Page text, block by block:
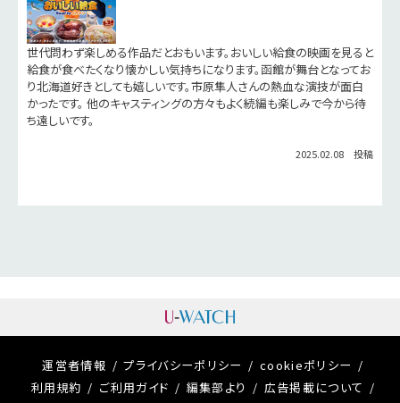
世代問わず楽しめる作品だとおもいます。おいしい給食の映画を見ると
給食が食べたくなり懐かしい気持ちになります。函館が舞台となってお
り北海道好きとしても嬉しいです。市原隼人さんの熱血な演技が面白
かったです。 他のキャスティングの方々もよく続編も楽しみで今から待
ち遠しいです。
2025.02.08 投稿
運営者情報 プライバシーポリシー
cookieポリシー
利用規約
ご利用ガイド 編集部より
広告掲載について